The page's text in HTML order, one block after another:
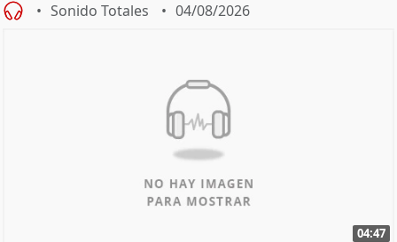
Sonido Totales 04/08/2026
04:47